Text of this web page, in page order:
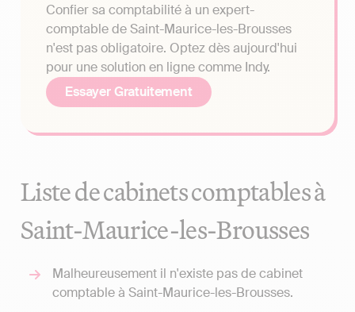
Confier sa comptabilité à un expert-
comptable de Saint-Maurice-les-Brousses
n'est pas obligatoire. Optez dès aujourd'hui
pour une solution en ligne comme Indy.
Essayer Gratuitement
Liste de cabinets comptables à
Saint-Maurice-les-Brousses
Malheureusement il n'existe pas de cabinet
comptable à Saint-Maurice-les-Brousses.